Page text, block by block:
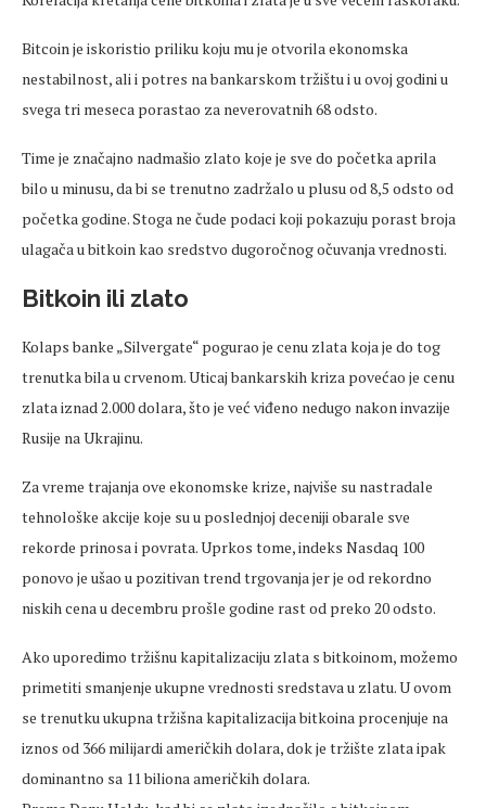
Bitcoin je iskoristio priliku koju mu je otvorila ekonomska
nestabilnost, ali i potres na bankarskom tržištu i u ovoj godini u
svega tri meseca porastao za neverovatnih 68 odsto.
Time je značajno nadmašio zlato koje je sve do početka aprila
bilo u minusu, da bi se trenutno zadržalo u plusu od 8,5 odsto od
početka godine. Stoga ne čude podaci koji pokazuju porast broja
ulagača u bitkoin kao sredstvo dugoročnog očuvanja vrednosti.
Bitkoin ili zlato
Kolaps banke „Silvergate“ pogurao je cenu zlata koja je do tog
trenutka bila u crvenom. Uticaj bankarskih kriza povećao je cenu
zlata iznad 2.000 dolara, što je već viđeno nedugo nakon invazije
Rusije na Ukrajinu.
Za vreme trajanja ove ekonomske krize, najviše su nastradale
tehnološke akcije koje su u poslednjoj deceniji obarale sve
rekorde prinosa i povrata. Uprkos tome, indeks Nasdaq 100
ponovo je ušao u pozitivan trend trgovanja jer je od rekordno
niskih cena u decembru prošle godine rast od preko 20 odsto.
Ako uporedimo tržišnu kapitalizaciju zlata s bitkoinom, možemo
primetiti smanjenje ukupne vrednosti sredstava u zlatu. U ovom
se trenutku ukupna tržišna kapitalizacija bitkoina procenjuje na
iznos od 366 milijardi američkih dolara, dok je tržište zlata ipak
dominantno sa 11 biliona američkih dolara.